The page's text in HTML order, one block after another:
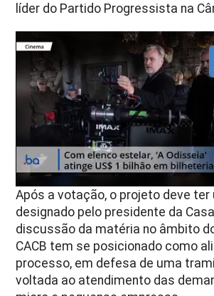
líder do Partido Progressista na
Após a votação, o projeto deve
designado pelo presidente da
discussão da matéria no âmbito
CACB tem se posicionado como
processo, em defesa de uma
voltada ao atendimento das